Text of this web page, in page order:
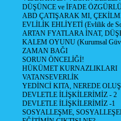
DÜŞÜNCE ve İFADE
ABD ÇATIŞARAK MI,
EVLİLİK EHLİYETİ (Evlilik de
ARTAN FYATLARA İNAT,
KALEM OYUNU (Kurumsal
ZAMAN BAĞI
SORUN ÖNCELİĞİ!
HÜKÜMET KURNAZLIKLARI
VATANSEVERLİK
YEDİNCİ KITA, NEREDE
DEVLETLE İLİŞKİLERİMİZ - 2
DEVLETLE İLİŞKİLERİMİZ -1
SOSYALLEŞME,